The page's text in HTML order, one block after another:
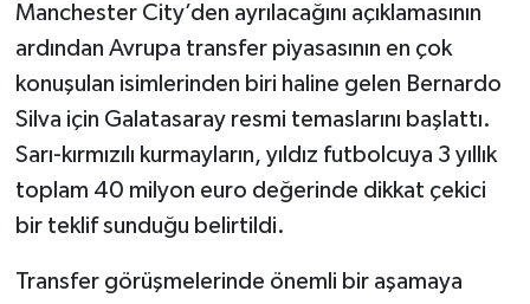
Manchester City’den ayrılacağını açıklamasının
ardından Avrupa transfer piyasasının en çok
konuşulan isimlerinden biri haline gelen Bernardo
Silva için Galatasaray resmi temaslarını başlattı.
Sarı-kırmızılı kurmayların, yıldız futbolcuya 3 yıllık
toplam 40 milyon euro değerinde dikkat çekici
bir teklif sunduğu belirtildi.
Transfer görüşmelerinde önemli bir aşamaya